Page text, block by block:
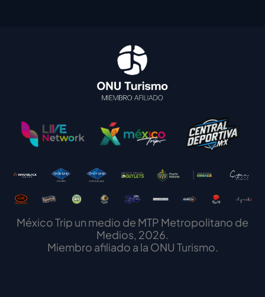
México Trip un medio de MTP Metropolitano de
Medios, 2026.
Miembro afiliado a la ONU Turismo.